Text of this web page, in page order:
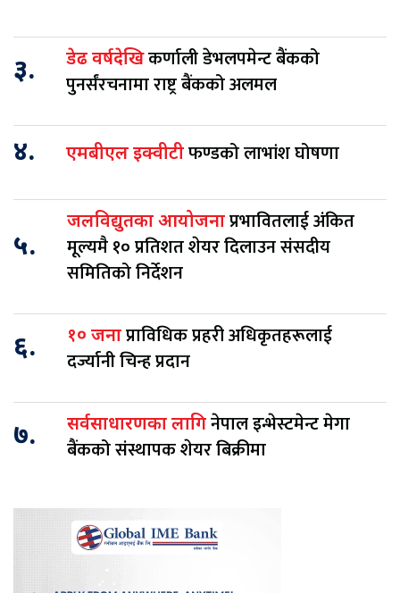
३. डेढ वर्षदेखिकर्णाली डेभलपमेन्ट बैंकको
पुनर्संरचनामा राष्ट्र बैंकको अलमल
४. एमबीएल इक्वीटीफण्डको लाभांश घोषणा
५.
जलविद्युतका आयोजनाप्रभावितलाई अंकित
मूल्यमै १० प्रतिशत शेयर दिलाउन संसदीय
समितिको निर्देशन
६. १० जनाप्राविधिक प्रहरी अधिकृतहरूलाई
दर्ज्यानी चिन्ह प्रदान
७. सर्वसाधारणका लागिनेपाल इन्भेस्टमेन्ट मेगा
बैंकको संस्थापक शेयर बिक्रीमा